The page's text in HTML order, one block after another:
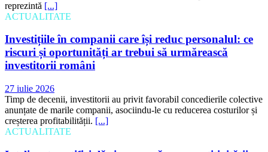
reprezintă [...]
ACTUALITATE
Investițiile în companii care își reduc personalul: ce
riscuri și oportunități ar trebui să urmărească
investitorii români
27 iulie 2026
Timp de decenii, investitorii au privit favorabil concedierile colective
anunțate de marile companii, asociindu-le cu reducerea costurilor și
creșterea profitabilității. [...]
ACTUALITATE